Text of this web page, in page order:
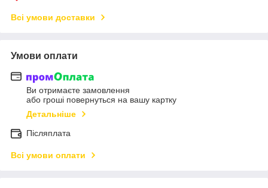
Всі умови доставки
Умови оплати
Ви отримаєте замовлення
або гроші повернуться на вашу картку
Детальніше
Післяплата
Всі умови оплати